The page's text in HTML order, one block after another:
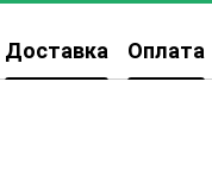
Доставка Оплата